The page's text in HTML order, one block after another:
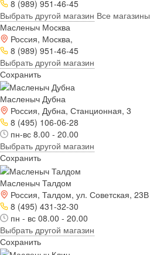
8 (989) 951-46-45
Выбрать другой магазин Все магазины
Масленыч Москва
Россия, Москва,
8 (989) 951-46-45
Выбрать другой магазин
Сохранить
Масленыч Дубна
Россия, Дубна, Станционная, 3
8 (495) 106-06-28
пн-вс 8.00 - 20.00
Выбрать другой магазин
Сохранить
Масленыч Талдом
Россия, Талдом, ул. Советская, 23В
8 (495) 431-32-30
пн - вс 08.00 - 20.00
Выбрать другой магазин
Сохранить